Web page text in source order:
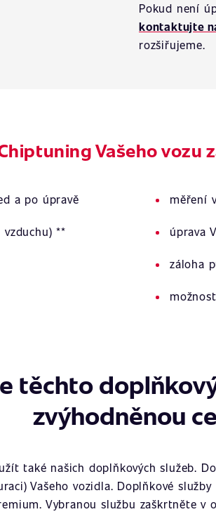
Pokud není
kontaktujte
rozšiřujeme.
Vašeho vozu
a po úpravě měření
** úprava
záloha
těchto
zvýhodněnou
také našich doplňkových služeb.
Vašeho vozidla. Doplňkové
Vybranou službu zaškrtněte v